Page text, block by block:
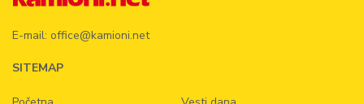
E-mail: office@kamioni.net
SITEMAP